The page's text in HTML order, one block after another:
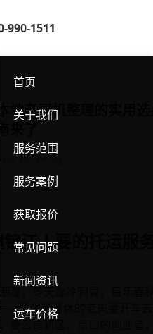
990-1511
首页
关于我们
服务范围
服务案例
获取报价
常见问题
新闻资讯
运车价格
地老司机整理的实用
来了
15:37:24
江人要的托运服
湿，冬天湿冷刺骨，每年春
——要么是退休的老夫妻开车
要么是新区、京口的创业者